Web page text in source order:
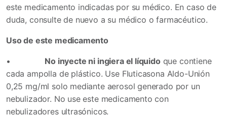
este medicamento indicadas por su médico. En caso de
duda, consulte de nuevo a su médico o farmacéutico.
Uso de este medicamento
• No inyecte ni ingiera el líquido que contiene
cada ampolla de plástico. Use Fluticasona Aldo-Unión
0,25 mg/ml solo mediante aerosol generado por un
nebulizador. No use este medicamento con
nebulizadores ultrasónicos.